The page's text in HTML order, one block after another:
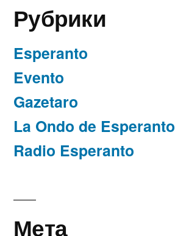
Рубрики
Esperanto
Evento
Gazetaro
La Ondo de Esperanto
Radio Esperanto
Мета